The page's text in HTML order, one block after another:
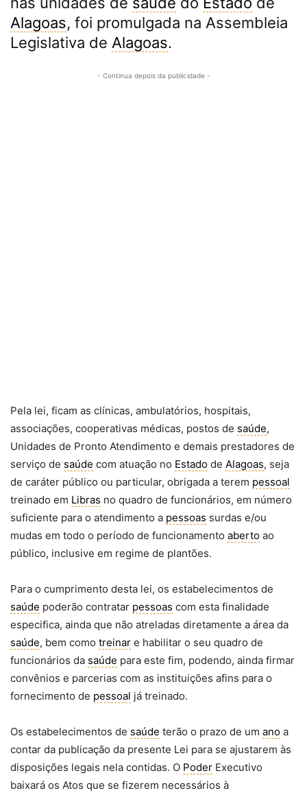
Alagoas, foi promulgada na Assembleia
Legislativa de Alagoas.
- Continua depois da publicidade -
Pela lei, ficam as clínicas, ambulatórios, hospitais,
associações, cooperativas médicas, postos de saúde,
Unidades de Pronto Atendimento e demais prestadores de
serviço de saúde com atuação no Estado de Alagoas, seja
de caráter público ou particular, obrigada a terem pessoal
treinado em Libras no quadro de funcionários, em número
suficiente para o atendimento a pessoas surdas e/ou
mudas em todo o período de funcionamento aberto ao
público, inclusive em regime de plantões.
Para o cumprimento desta lei, os estabelecimentos de
saúde poderão contratar pessoas com esta finalidade
especifica, ainda que não atreladas diretamente a área da
saúde, bem como treinar e habilitar o seu quadro de
funcionários da saúde para este fim, podendo, ainda firmar
convênios e parcerias com as instituições afins para o
fornecimento de pessoal já treinado.
Os estabelecimentos de saúde terão o prazo de um ano a
contar da publicação da presente Lei para se ajustarem às
disposições legais nela contidas. O Poder Executivo
baixará os Atos que se fizerem necessários à